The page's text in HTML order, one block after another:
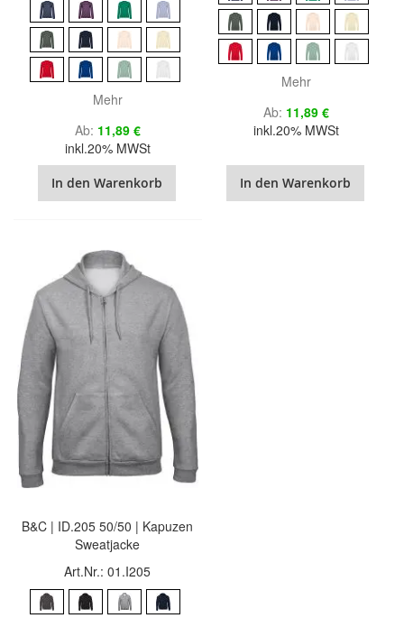
Mehr
Ab 11,89 €
inkl.20% MWSt
In den Warenkorb
Mehr
Ab 11,89 €
inkl.20% MWSt
In den Warenkorb
B&C | ID.205 50/50 | Kapuzen
Sweatjacke
Art.Nr.: 01.I205